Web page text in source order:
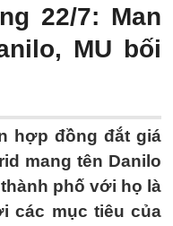
22/7: Man
MU bối
hợp đồng đắt giá
mang tên Danilo
phố với họ là
các mục tiêu của